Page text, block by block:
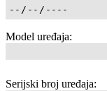
Model uređaja:
Serijski broj uređaja: